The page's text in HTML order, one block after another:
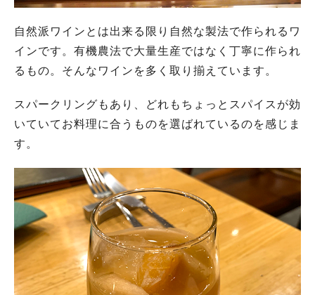
自然派ワインとは出来る限り自然な製法で作られるワ
インです。有機農法で大量生産ではなく丁寧に作られ
るもの。そんなワインを多く取り揃えています。
スパークリングもあり、どれもちょっとスパイスが効
いていてお料理に合うものを選ばれているのを感じま
す。